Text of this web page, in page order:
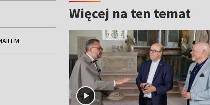
Więcej na ten temat